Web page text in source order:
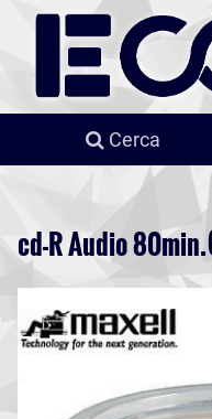
Cerca
cd-R Audio